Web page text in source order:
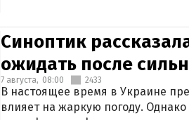
Синоптик
ожидать после
7 августа, 08:00 2433
В настоящее время в Украине
влияет на жаркую погоду.